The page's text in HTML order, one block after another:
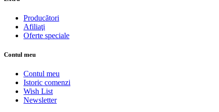
Producători
Afiliaţi
Oferte speciale
Contul meu
Contul meu
Istoric comenzi
Wish List
Newsletter